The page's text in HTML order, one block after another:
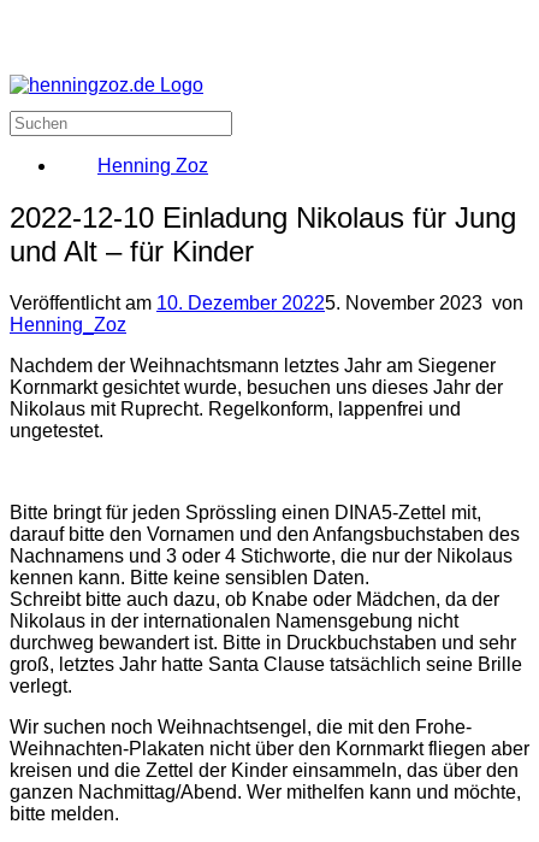
Henning Zoz
2022-12-10 Einladung Nikolaus für Jung
und Alt – für Kinder
Veröffentlicht am 10. Dezember 20225. November 2023 von
Henning_Zoz
Nachdem der Weihnachtsmann letztes Jahr am Siegener
Kornmarkt gesichtet wurde, besuchen uns dieses Jahr der
Nikolaus mit Ruprecht. Regelkonform, lappenfrei und
ungetestet.
Bitte bringt für jeden Sprössling einen DINA5-Zettel mit,
darauf bitte den Vornamen und den Anfangsbuchstaben des
Nachnamens und 3 oder 4 Stichworte, die nur der Nikolaus
kennen kann. Bitte keine sensiblen Daten.
Schreibt bitte auch dazu, ob Knabe oder Mädchen, da der
Nikolaus in der internationalen Namensgebung nicht
durchweg bewandert ist. Bitte in Druckbuchstaben und sehr
groß, letztes Jahr hatte Santa Clause tatsächlich seine Brille
verlegt.
Wir suchen noch Weihnachtsengel, die mit den Frohe-
Weihnachten-Plakaten nicht über den Kornmarkt fliegen aber
kreisen und die Zettel der Kinder einsammeln, das über den
ganzen Nachmittag/Abend. Wer mithelfen kann und möchte,
bitte melden.